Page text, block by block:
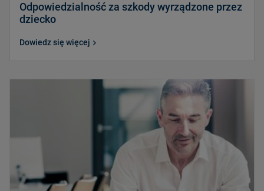
Odpowiedzialność za szkody wyrządzone przez
dziecko
Dowiedz się więcej